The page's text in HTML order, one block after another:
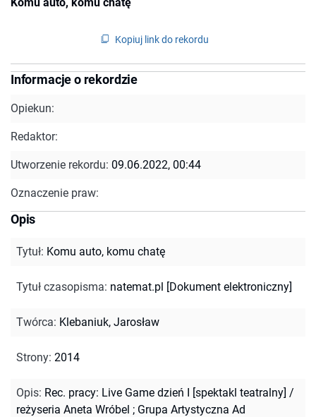
Kopiuj link do rekordu
Informacje o rekordzie
Opiekun:
Redaktor:
Utworzenie rekordu: 09.06.2022, 00:44
Oznaczenie praw:
Opis
Tytuł: Komu auto, komu chatę
Tytuł czasopisma: natemat.pl [Dokument elektroniczny]
Twórca: Klebaniuk, Jarosław
Strony: 2014
Opis: Rec. pracy: Live Game dzień I [spektakl teatralny] /
reżyseria Aneta Wróbel ; Grupa Artystyczna Ad